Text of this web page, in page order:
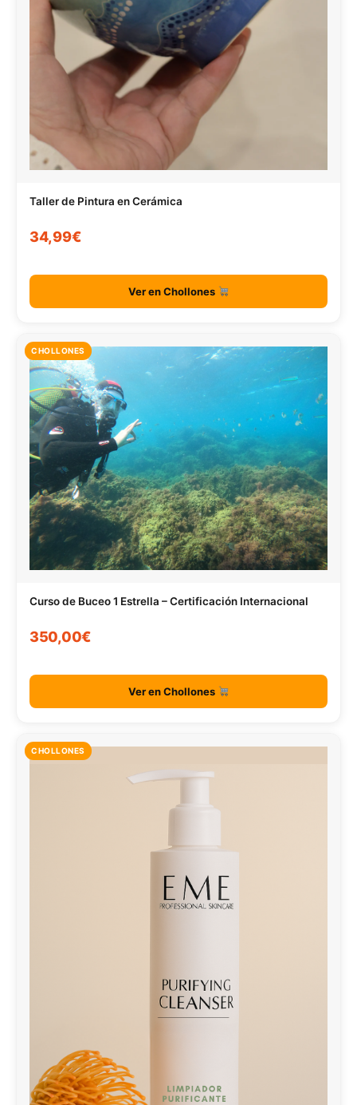
Taller de Pintura en Cerámica
34,99€
Ver en Chollones
CHOLLONES
Curso de Buceo 1 Estrella – Certificación Internacional
350,00€
Ver en Chollones
CHOLLONES